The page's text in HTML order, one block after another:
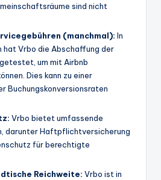
sind nicht
(manchmal): In
hat Vrbo die Abschaffung der
um mit Airbnb
Dies kann zu einer
Buchungskonversionsraten
Vrbo bietet umfassende
darunter Haftpflichtversicherung
für berechtigte
Reichweite: Vrbo ist in